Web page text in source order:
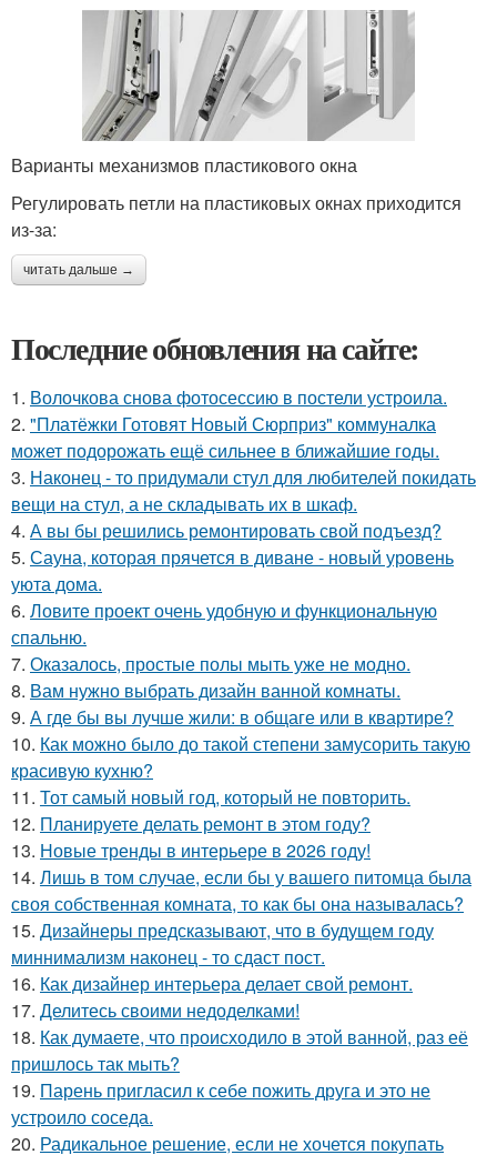
Варианты механизмов пластикового окна
Регулировать петли на пластиковых окнах приходится
из-за:
читать дальше →
Последние обновления на сайте:
1. Волочкова снова фотосессию в постели устроила.
2. "Платёжки Готовят Новый Сюрприз" коммуналка
может подорожать ещё сильнее в ближайшие годы.
3. Наконец - то придумали стул для любителей покидать
вещи на стул, а не складывать их в шкаф.
4. А вы бы решились ремонтировать свой подъезд?
5. Сауна, которая прячется в диване - новый уровень
уюта дома.
6. Ловите проект очень удобную и функциональную
спальню.
7. Оказалось, простые полы мыть уже не модно.
8. Вам нужно выбрать дизайн ванной комнаты.
9. А где бы вы лучше жили: в общаге или в квартире?
10. Как можно было до такой степени замусорить такую
красивую кухню?
11. Тот самый новый год, который не повторить.
12. Планируете делать ремонт в этом году?
13. Новые тренды в интерьере в 2026 году!
14. Лишь в том случае, если бы у вашего питомца была
своя собственная комната, то как бы она называлась?
15. Дизайнеры предсказывают, что в будущем году
миннимализм наконец - то сдаст пост.
16. Как дизайнер интерьера делает свой ремонт.
17. Делитесь своими недоделками!
18. Как думаете, что происходило в этой ванной, раз её
пришлось так мыть?
19. Парень пригласил к себе пожить друга и это не
устроило соседа.
20. Радикальное решение, если не хочется покупать